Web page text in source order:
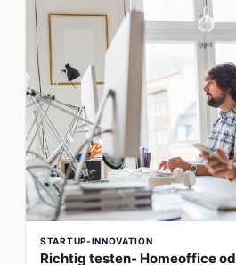
STARTUP-INNOVATION
Richtig testen- Homeoffice